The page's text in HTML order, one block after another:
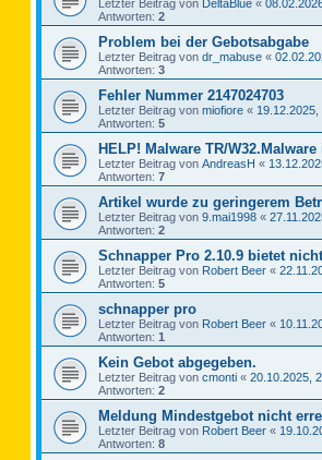
Letzter Beitrag von DeltaBlue «
Antworten: 2
Problem bei der Gebotsabgabe
Letzter Beitrag von dr_mabuse «
Antworten: 3
Fehler Nummer 2147024703
Letzter Beitrag von miofiore « 19.12.2025,
Antworten: 5
HELP! Malware TR/
Letzter Beitrag von AndreasH «
Antworten: 7
Artikel wurde zu geringerem
Letzter Beitrag von 9.mai1998 «
Antworten: 2
Schnapper Pro 2.10.9 bietet
Letzter Beitrag von Robert Beer «
Antworten: 5
schnapper pro
Letzter Beitrag von Robert Beer «
Antworten: 1
Kein Gebot abgegeben.
Letzter Beitrag von cmonti « 20.10.2025,
Antworten: 2
Meldung Mindestgebot nicht
Letzter Beitrag von Robert Beer «
Antworten: 8